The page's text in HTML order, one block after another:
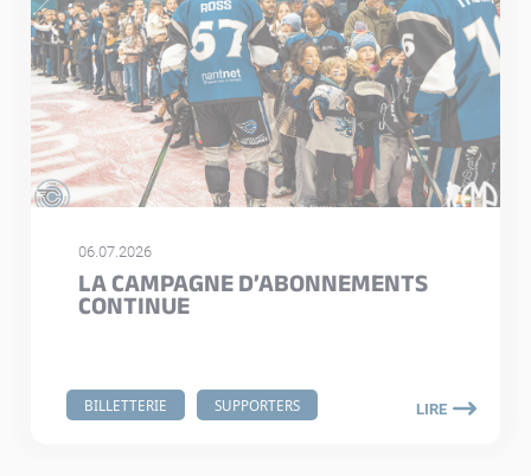
BILLETTERIE SUPPORTERS
06.07.2026
LA CAMPAGNE D’ABONNEMENTS
CONTINUE
LIRE